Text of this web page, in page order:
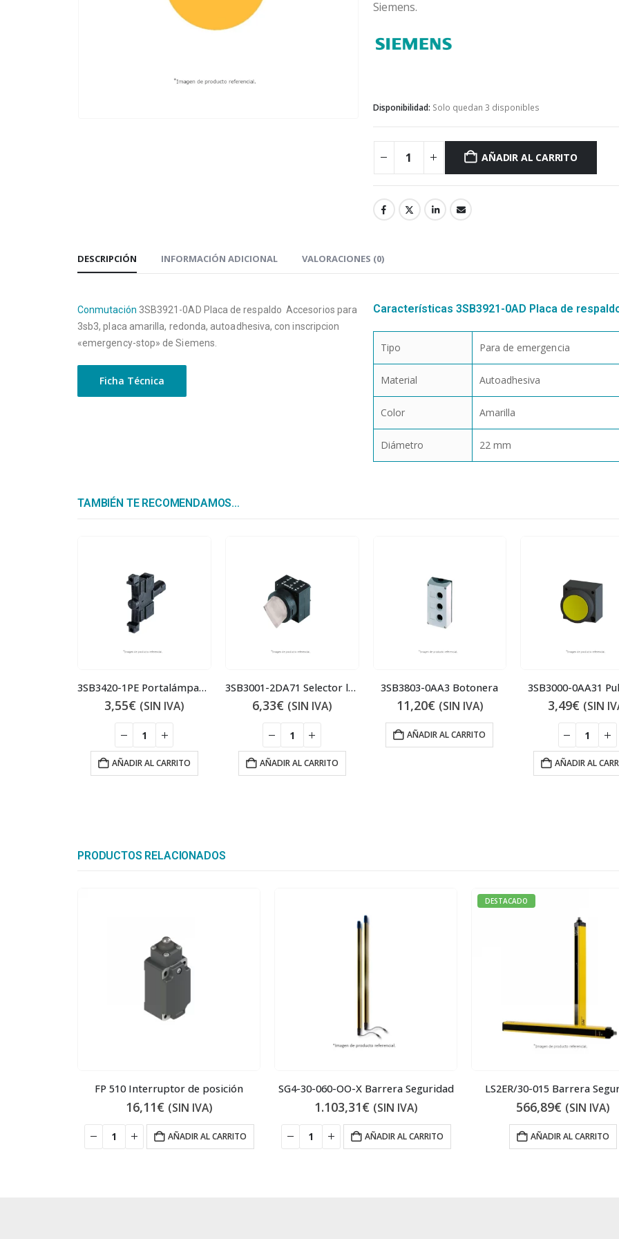
Siemens.
Disponibilidad: Solo quedan 3 disponibles
AÑADIR AL CARRITO
DESCRIPCIÓN INFORMACIÓN ADICIONAL VALORACIONES (0)
Conmutación 3SB3921-0AD Placa de respaldo Accesorios para
3sb3, placa amarilla, redonda, autoadhesiva, con inscripcion
«emergency-stop» de Siemens.
Ficha Técnica
Características 3SB3921-0AD Placa de
Tipo Para de emergencia
Material Autoadhesiva
Color Amarilla
Diámetro 22 mm
TAMBIÉN TE RECOMENDAMOS…
3SB3420-1PE Portalámparas
3,55€ (SIN IVA)
AÑADIR AL CARRITO
3SB3001-2DA71 Selector luminoso
6,33€ (SIN IVA)
AÑADIR AL CARRITO
3SB3803-0AA3 Botonera
11,20€ (SIN IVA)
AÑADIR AL CARRITO
3SB3000-0AA31
3,49€ (SIN
AÑADIR AL
PRODUCTOS RELACIONADOS
FP 510 Interruptor de posición
16,11€ (SIN IVA)
AÑADIR AL CARRITO
SG4-30-060-OO-X Barrera Seguridad
1.103,31€ (SIN IVA)
AÑADIR AL CARRITO
DESTACADO
LS2ER/30-015 Barrera
566,89€ (SIN IVA)
AÑADIR AL CARRITO